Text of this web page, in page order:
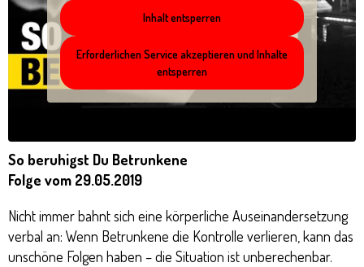
Inhalt entsperren
Erforderlichen Service akzeptieren und Inhalte
entsperren
So beruhigst Du Betrunkene
Folge vom 29.05.2019
Nicht immer bahnt sich eine körperliche Auseinandersetzung
verbal an: Wenn Betrunkene die Kontrolle verlieren, kann das
unschöne Folgen haben – die Situation ist unberechenbar.